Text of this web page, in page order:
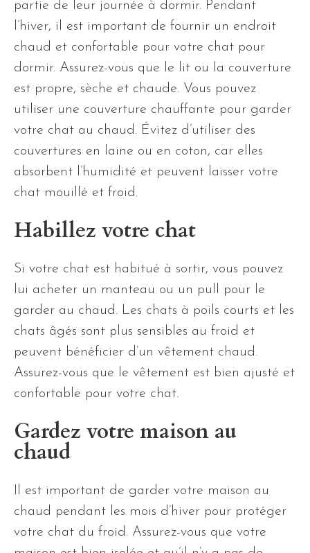
partie de leur journée à dormir. Pendant
l’hiver, il est important de fournir un endroit
chaud et confortable pour votre chat pour
dormir. Assurez-vous que le lit ou la couverture
est propre, sèche et chaude. Vous pouvez
utiliser une couverture chauffante pour garder
votre chat au chaud. Évitez d’utiliser des
couvertures en laine ou en coton, car elles
absorbent l’humidité et peuvent laisser votre
chat mouillé et froid.
Habillez votre chat
Si votre chat est habitué à sortir, vous pouvez
lui acheter un manteau ou un pull pour le
garder au chaud. Les chats à poils courts et les
chats âgés sont plus sensibles au froid et
peuvent bénéficier d’un vêtement chaud.
Assurez-vous que le vêtement est bien ajusté et
confortable pour votre chat.
Gardez votre maison au
chaud
Il est important de garder votre maison au
chaud pendant les mois d’hiver pour protéger
votre chat du froid. Assurez-vous que votre